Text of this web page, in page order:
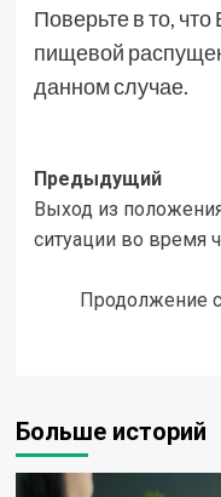
Поверьте в то,
пищевой
данном случае.
Навигация
записи
Предыдущий
Выход из
ситуации во время
Продолжение
Больше историй